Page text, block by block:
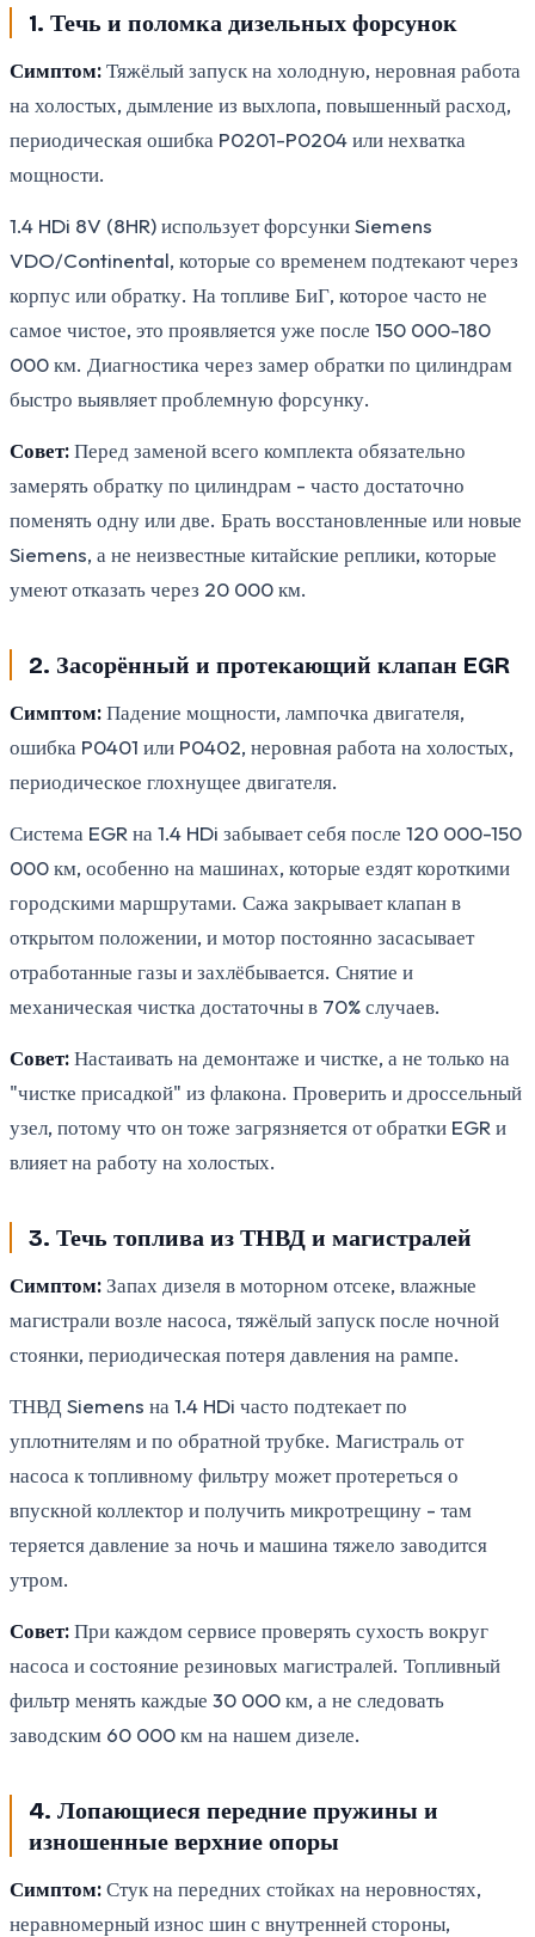
1. Течь и поломка дизельных форсунок
Симптом:Тяжёлый запуск на холодную, неровная работа
на холостых, дымление из выхлопа, повышенный расход,
периодическая ошибка P0201-P0204 или нехватка
мощности.
1.4 HDi 8V (8HR) использует форсунки Siemens
VDO/Continental, которые со временем подтекают через
корпус или обратку. На топливе БиГ, которое часто не
самое чистое, это проявляется уже после 150 000-180
000 км. Диагностика через замер обратки по цилиндрам
быстро выявляет проблемную форсунку.
Совет:Перед заменой всего комплекта обязательно
замерять обратку по цилиндрам - часто достаточно
поменять одну или две. Брать восстановленные или новые
Siemens, а не неизвестные китайские реплики, которые
умеют отказать через 20 000 км.
2. Засорённый и протекающий клапан EGR
Симптом:Падение мощности, лампочка двигателя,
ошибка P0401 или P0402, неровная работа на холостых,
периодическое глохнущее двигателя.
Система EGR на 1.4 HDi забывает себя после 120 000-150
000 км, особенно на машинах, которые ездят короткими
городскими маршрутами. Сажа закрывает клапан в
открытом положении, и мотор постоянно засасывает
отработанные газы и захлёбывается. Снятие и
механическая чистка достаточны в 70% случаев.
Совет:Настаивать на демонтаже и чистке, а не только на
"чистке присадкой" из флакона. Проверить и дроссельный
узел, потому что он тоже загрязняется от обратки EGR и
влияет на работу на холостых.
3. Течь топлива из ТНВД и магистралей
Симптом:Запах дизеля в моторном отсеке, влажные
магистрали возле насоса, тяжёлый запуск после ночной
стоянки, периодическая потеря давления на рампе.
ТНВД Siemens на 1.4 HDi часто подтекает по
уплотнителям и по обратной трубке. Магистраль от
насоса к топливному фильтру может протереться о
впускной коллектор и получить микротрещину - там
теряется давление за ночь и машина тяжело заводится
утром.
Совет:При каждом сервисе проверять сухость вокруг
насоса и состояние резиновых магистралей. Топливный
фильтр менять каждые 30 000 км, а не следовать
заводским 60 000 км на нашем дизеле.
4. Лопающиеся передние пружины и
изношенные верхние опоры
Симптом:Стук на передних стойках на неровностях,
неравномерный износ шин с внутренней стороны,